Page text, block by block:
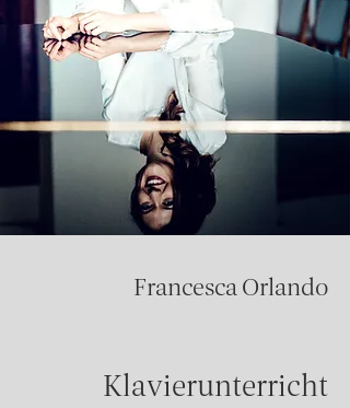
Francesca Orlando
Klavierunterricht